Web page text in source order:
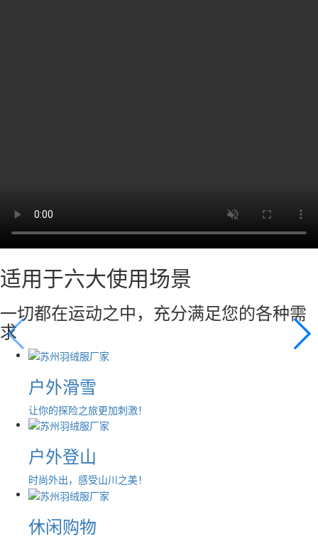
适用于六大使用场景
一切都在运动之中，充分满足您的各种需
求
户外滑雪
让你的探险之旅更加刺激！
户外登山
时尚外出，感受山川之美！
休闲购物